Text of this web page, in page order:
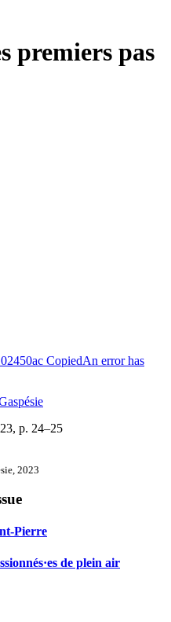
premiers pas
CopiedAn error has
, p. 24–25
2023
Pierre
de plein air